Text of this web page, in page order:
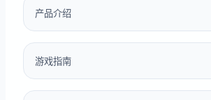
产品介绍
游戏指南